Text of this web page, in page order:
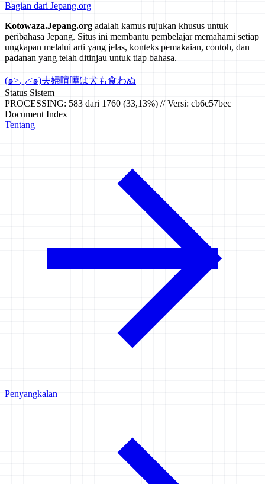
Bagian dari Jepang.org
Kotowaza.Jepang.org adalah kamus rujukan khusus untuk
peribahasa Jepang. Situs ini membantu pembelajar memahami setiap
ungkapan melalui arti yang jelas, konteks pemakaian, contoh, dan
padanan yang telah ditinjau untuk tiap bahasa.
(๑>◡<๑)夫婦喧嘩は犬も食わぬ
Status Sistem
PROCESSING: 583 dari 1760 (33,13%) // Versi: cb6c57bec
Document Index
Tentang
Penyangkalan